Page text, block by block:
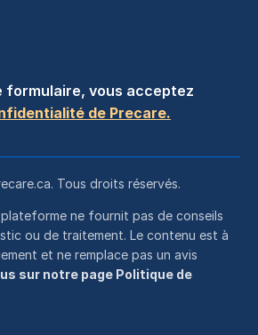
formulaire, vous acceptez
de Precare.
Tous droits réservés.
ne fournit pas de conseils
ou de traitement. Le contenu est à
et ne remplace pas un avis
sur notre page Politique de